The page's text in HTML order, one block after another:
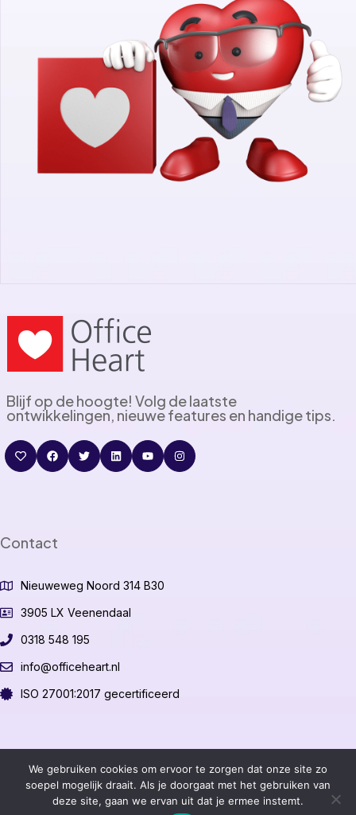
Blijf op de hoogte! Volg de laatste
ontwikkelingen, nieuwe features en handige tips.
Contact
Nieuweweg Noord 314 B30
3905 LX Veenendaal
0318 548 195
info@officeheart.nl
ISO 27001:2017 gecertificeerd
©2026 OfficeHeart B.V.
Algemene voorwaarden
We gebruiken cookies om ervoor te zorgen dat onze site zo
soepel mogelijk draait. Als je doorgaat met het gebruiken van
deze site, gaan we ervan uit dat je ermee instemt.